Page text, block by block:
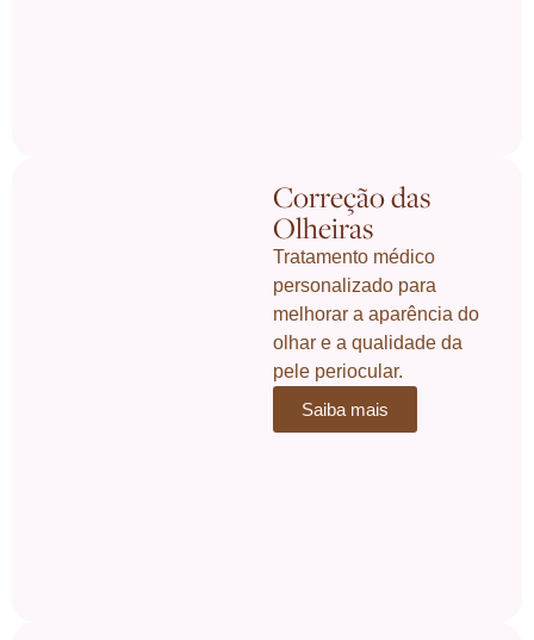
Correção das
Olheiras
Tratamento médico
personalizado para
melhorar a aparência do
olhar e a qualidade da
pele periocular.
Saiba mais